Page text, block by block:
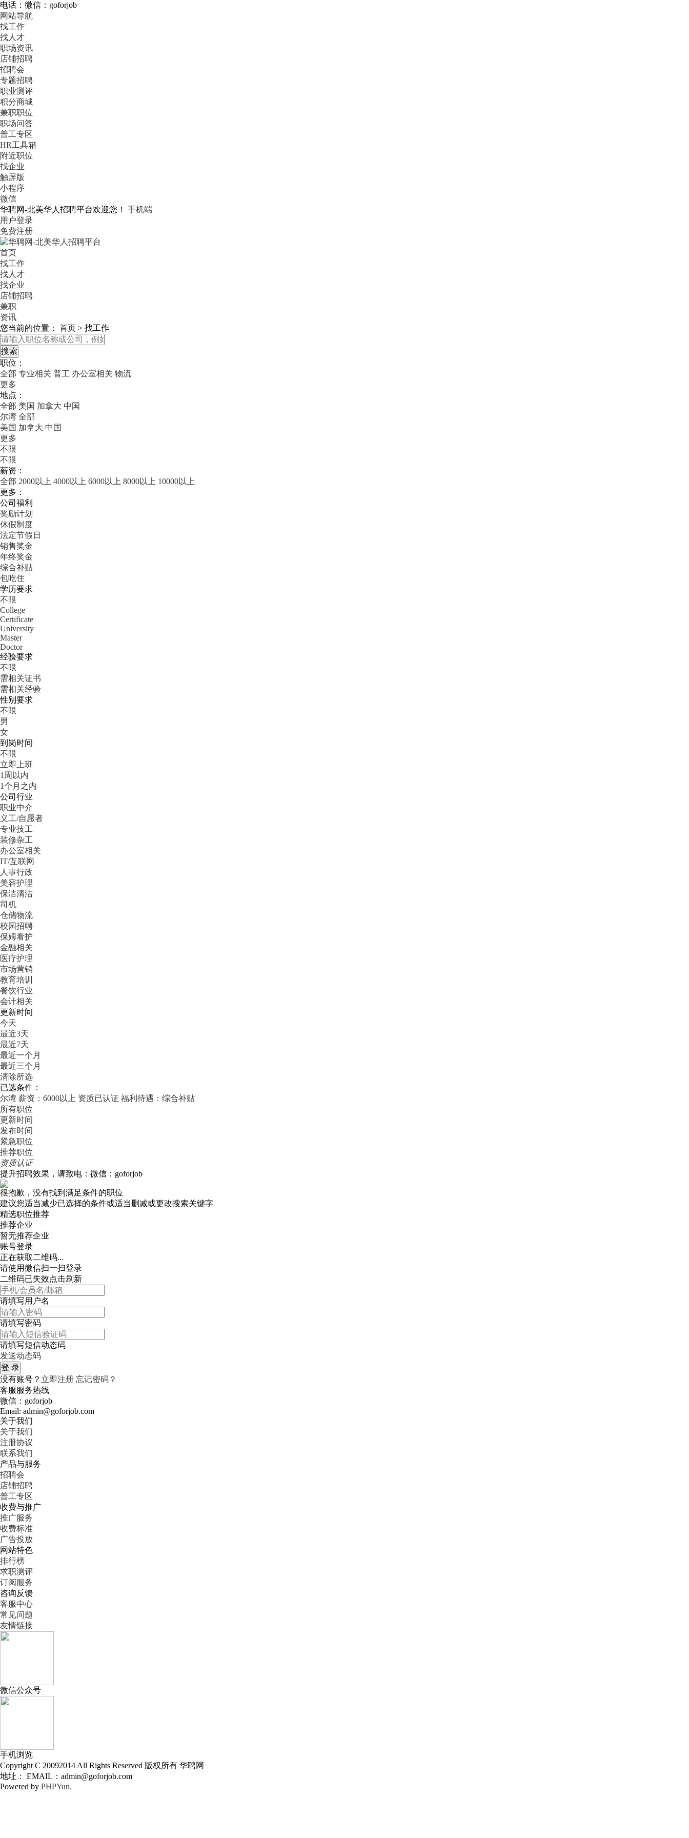
电话：微信：goforjob
网站导航
找工作
找人才
职场资讯
店铺招聘
招聘会
专题招聘
职业测评
积分商城
兼职职位
职场问答
普工专区
HR工具箱
附近职位
找企业
触屏版
小程序
微信
华聘网-北美华人招聘平台欢迎您！
手机端
用户登录
免费注册
首页
找工作
找人才
找企业
店铺招聘
兼职
资讯
您当前的位置： 首页 > 找工作
职位：
全部 专业相关 普工 办公室相关 物流
更多
地点：
全部 美国 加拿大 中国
尔湾 全部
美国 加拿大 中国
更多
不限
不限
薪资：
全部 2000以上 4000以上 6000以上 8000以上 10000以上
更多：
公司福利
奖励计划
休假制度
法定节假日
销售奖金
年终奖金
综合补贴
包吃住
学历要求
不限
College
Certificate
University
Master
Doctor
经验要求
不限
需相关证书
需相关经验
性别要求
不限
男
女
到岗时间
不限
立即上班
1周以内
1个月之内
公司行业
职业中介
义工/自愿者
专业技工
装修杂工
办公室相关
IT/互联网
人事行政
美容护理
保洁清洁
司机
仓储物流
校园招聘
保姆看护
金融相关
医疗护理
市场营销
教育培训
餐饮行业
会计相关
更新时间
今天
最近3天
最近7天
最近一个月
最近三个月
清除所选
已选条件：
尔湾 薪资：6000以上 资质已认证 福利待遇：综合补贴
所有职位
更新时间
发布时间
紧急职位
推荐职位
资质认证
提升招聘效果，请致电：微信：goforjob
很抱歉，没有找到满足条件的职位
建议您适当减少已选择的条件或适当删减或更改搜索关键字
精选职位推荐
推荐企业
暂无推荐企业
账号登录
正在获取二维码...
请使用微信扫一扫登录
二维码已失效点击刷新
请填写用户名
请填写密码
请填写短信动态码
发送动态码
没有账号？ 立即注册 忘记密码？
客服服务热线
微信：goforjob
Email: admin@goforjob.com
关于我们
关于我们
注册协议
联系我们
产品与服务
招聘会
店铺招聘
普工专区
收费与推广
推广服务
收费标准
广告投放
网站特色
排行榜
求职测评
订阅服务
咨询反馈
客服中心
常见问题
友情链接
微信公众号
手机浏览
Copyright C 20092014 All Rights Reserved 版权所有 华聘网
地址： EMAIL：admin@goforjob.com
Powered by PHPYun.